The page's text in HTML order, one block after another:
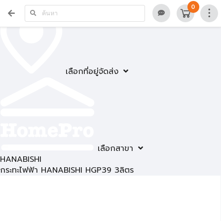
เลือกที่อยู่จัดส่ง
เลือกสาขา
0
HANABISHI
กระทะไฟฟ้า HANABISHI HGP39 3ลิตร